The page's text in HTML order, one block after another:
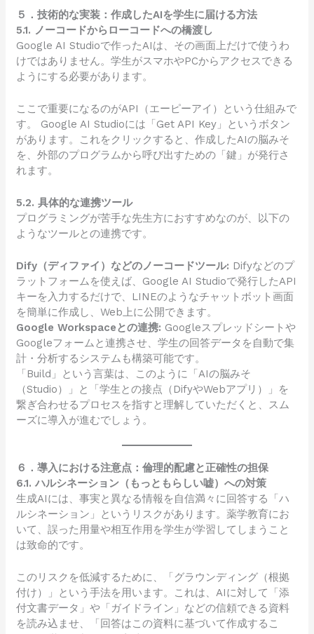
５．技術的な実装：作成したAIを学生に届ける方法
5.1. ノーコードからローコードへの橋渡し
Google AI Studioで作ったAIは、その画面上だけで使うわ
けではありません。学生がスマホやPCからアクセスできる
ようにする必要があります。
ここで重要になるのがAPI（エーピーアイ）という仕組みで
す。 Google AI Studioには「Get API Key」というボタン
があります。これをクリックすると、作成したAIの脳みそ
を、外部のプログラムから呼び出すための「鍵」が発行さ
れます。
5.2. 具体的な連携ツール
プログラミングが苦手な先生方におすすめなのが、以下の
ようなツールとの連携です。
Dify（ディファイ）などのノーコードツール: Difyなどのプ
ラットフォームを使えば、Google AI Studioで発行したAPI
キーを入力するだけで、LINEのようなチャットボット画面
を簡単に作成し、Web上に公開できます。
Google Workspaceとの連携: Googleスプレッドシートや
Googleフォームと連携させ、学生の回答データを自動で集
計・分析するシステムも構築可能です。
「Build」という言葉は、このように「AIの脳みそ
（Studio）」と「学生との接点（DifyやWebアプリ）」を
繋ぎ合わせるプロセスを指すと理解していただくと、スム
ーズに導入が進むでしょう。
６．導入における注意点：倫理的配慮と正確性の担保
6.1. ハルシネーション（もっともらしい嘘）への対策
生成AIには、事実と異なる情報を自信満々に回答する「ハ
ルシネーション」というリスクがあります。薬学教育にお
いて、誤った用量や相互作用を学生が学習してしまうこと
は致命的です。
このリスクを低減するために、「グラウンディング（根拠
付け）」という手法を用います。これは、AIに対して「添
付文書データ」や「ガイドライン」などの信頼できる資料
を読み込ませ、「回答はこの資料に基づいて作成するこ